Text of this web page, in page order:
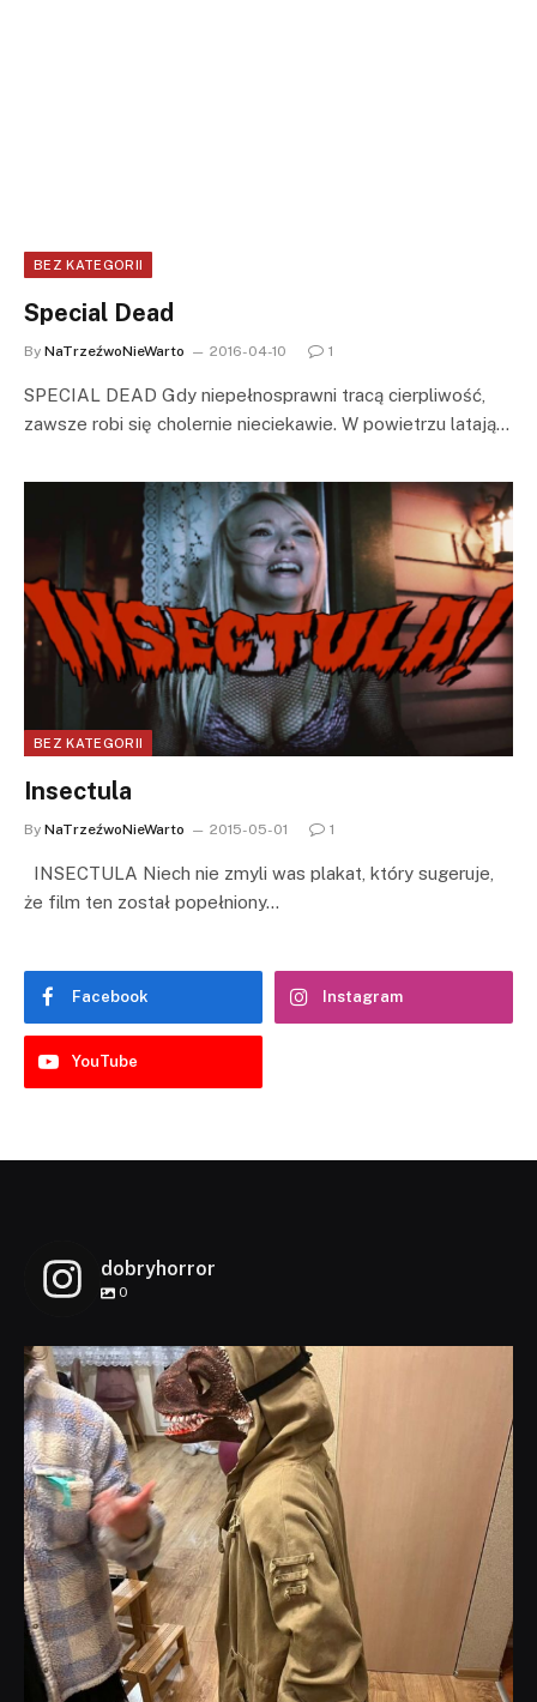
BEZ KATEGORII
Special Dead
By NaTrzeźwoNieWarto 2016-04-10 1
SPECIAL DEAD Gdy niepełnosprawni tracą cierpliwość,
zawsze robi się cholernie nieciekawie. W powietrzu latają…
BEZ KATEGORII
Insectula
By NaTrzeźwoNieWarto 2015-05-01 1
INSECTULA Niech nie zmyli was plakat, który sugeruje,
że film ten został popełniony…
Facebook Instagram
YouTube
dobryhorror
0
dobryhorror
Lis 1